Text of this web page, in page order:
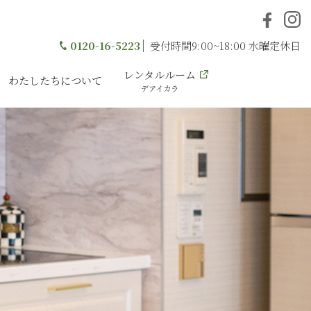
0120-16-5223 受付時間9:00~18:00 水曜定休日
わたしたちについて レンタルルーム
デアイカラ